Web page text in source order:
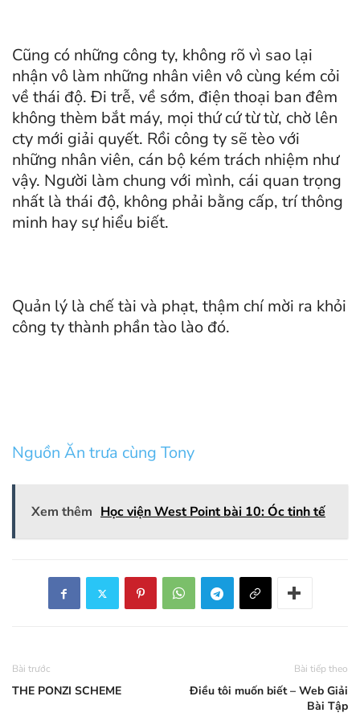
Cũng có những công ty, không rõ vì sao lại
nhận vô làm những nhân viên vô cùng kém cỏi
về thái độ. Đi trễ, về sớm, điện thoại ban đêm
không thèm bắt máy, mọi thứ cứ từ từ, chờ lên
cty mới giải quyết. Rồi công ty sẽ tèo với
những nhân viên, cán bộ kém trách nhiệm như
vậy. Người làm chung với mình, cái quan trọng
nhất là thái độ, không phải bằng cấp, trí thông
minh hay sự hiểu biết.
Quản lý là chế tài và phạt, thậm chí mời ra khỏi
công ty thành phần tào lào đó.
Nguồn Ăn trưa cùng Tony
Xem thêm Học viện West Point bài 10: Óc tinh tế
Bài trước
THE PONZI SCHEME
Bài tiếp theo
Điều tôi muốn biết – Web Giải
Bài Tập